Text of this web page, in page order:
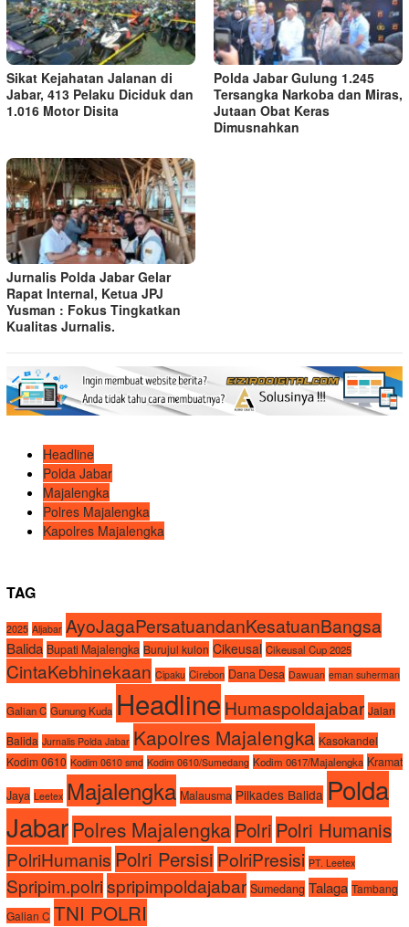
Sikat Kejahatan Jalanan di
Jabar, 413 Pelaku Diciduk dan
1.016 Motor Disita
Polda Jabar Gulung 1.245
Tersangka Narkoba dan Miras,
Jutaan Obat Keras
Dimusnahkan
Jurnalis Polda Jabar Gelar
Rapat Internal, Ketua JPJ
Yusman : Fokus Tingkatkan
Kualitas Jurnalis.
Headline
Polda Jabar
Majalengka
Polres Majalengka
Kapolres Majalengka
TAG
2025 Aljabar AyoJagaPersatuandanKesatuanBangsa
Balida Bupati Majalengka Burujul kulon Cikeusal Cikeusal Cup 2025
CintaKebhinekaan Cipaku Cirebon Dana Desa Dawuan eman suherman
Galian C Gunung Kuda Headline Humaspoldajabar Jalan
Balida Jurnalis Polda Jabar Kapolres Majalengka Kasokandel
Kodim 0610 Kodim 0610 smd Kodim 0610/Sumedang Kodim 0617/Majalengka Kramat
Jaya Leetex Majalengka Malausma Pilkades Balida Polda
Jabar Polres MajalengkaPolri Polri Humanis
PolriHumanis Polri Persisi PolriPresisi PT. Leetex
Spripim.polrispripimpoldajabar Sumedang Talaga Tambang
Galian C TNI POLRI